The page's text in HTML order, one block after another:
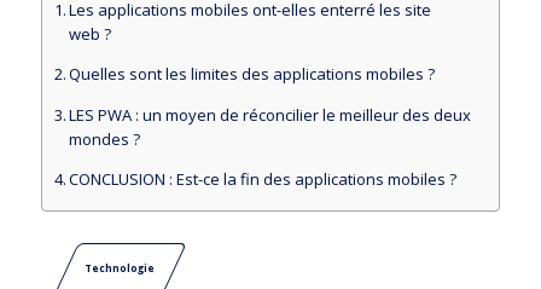
Les applications mobiles ont-elles enterré les site
web ?
Quelles sont les limites des applications mobiles ?
LES PWA : un moyen de réconcilier le meilleur des deux
mondes ?
CONCLUSION : Est-ce la fin des applications mobiles ?
Technologie